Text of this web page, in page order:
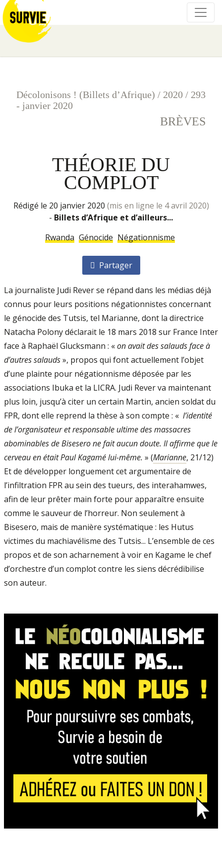
Décolonisons ! (Billets d’Afrique) / 2020 / 293
- janvier 2020
BRÈVES
THÉORIE DU
COMPLOT
rédigé le 20 janvier 2020 (mis en ligne le 4 avril 2020)
- Billets d’Afrique et d’ailleurs...
Rwanda Génocide Négationnisme
Partager
La journaliste Judi Rever se répand dans les médias déjà
connus pour leurs positions négationnistes concernant
le génocide des Tutsis, tel Marianne, dont la directrice
Natacha Polony déclarait le 18 mars 2018 sur France Inter
face à Raphaël Glucksmann : «on avait des salauds face à
d’autres salauds», propos qui font actuellement l’objet
d’une plainte pour négationnisme déposée par les
associations Ibuka et la LICRA. Judi Rever va maintenant
plus loin, jusqu’à citer un certain Martin, ancien soldat du
FPR, dont elle reprend la thèse à son compte : « l’identité
de l’organisateur et responsable ultime des massacres
abominables de Bisesero ne fait aucun doute. Il affirme que le
cerveau en était Paul Kagamé lui-même. » (Marianne, 21/12)
Et de développer longuement cet argumentaire de
l’infiltration FPR au sein des tueurs, des interahamwes,
afin de leur prêter main forte pour apparaître ensuite
comme le sauveur de l’horreur. Non seulement à
Bisesero, mais de manière systématique : les Hutus
victimes du machiavélisme des Tutsis... L’ensemble de ces
propos et de son acharnement à voir en Kagame le chef
d’orchestre d’un complot contre les siens décrédibilise
son auteur.